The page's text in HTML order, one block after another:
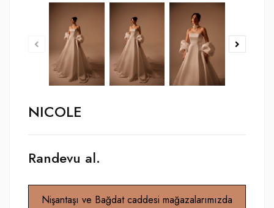
NICOLE
Randevu al.
Nişantaşı ve Bağdat caddesi mağazalarımızda